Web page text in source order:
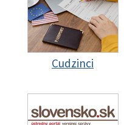
Cudzinci